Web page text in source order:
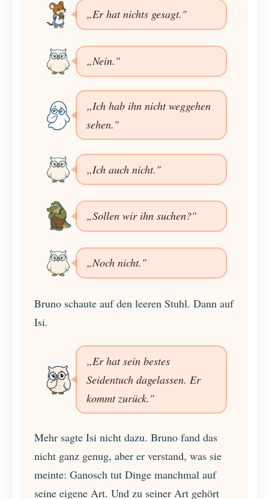
„Er hat nichts gesagt."
„Nein."
„Ich hab ihn nicht weggehen
sehen."
„Ich auch nicht."
„Sollen wir ihn suchen?"
„Noch nicht."
Bruno schaute auf den leeren Stuhl. Dann auf
Isi.
„Er hat sein bestes
Seidentuch dagelassen. Er
kommt zurück."
Mehr sagte Isi nicht dazu. Bruno fand das
nicht ganz genug, aber er verstand, was sie
meinte: Ganosch tut Dinge manchmal auf
seine eigene Art. Und zu seiner Art gehört